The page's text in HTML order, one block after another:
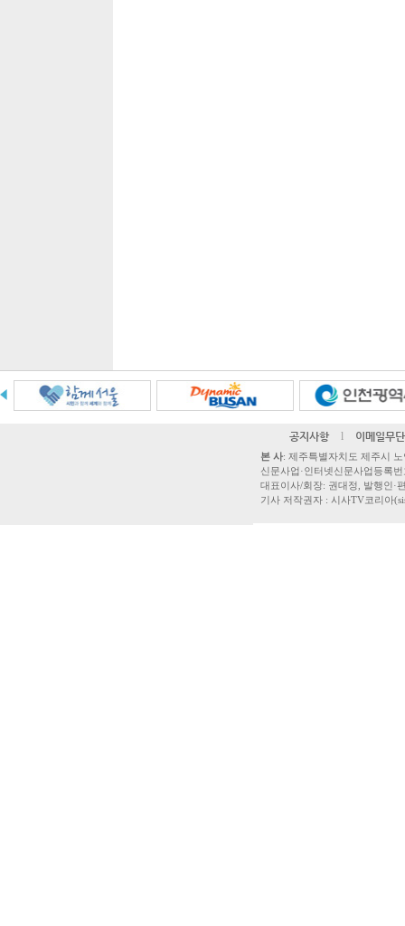
공지사항 l 이메일무
본 사: 제주특별자치도 제주시
신문사업·인터넷신문사업등록
대표이사/회장: 권대정, 발행인·
기사 저작권자 : 시사TV코리아